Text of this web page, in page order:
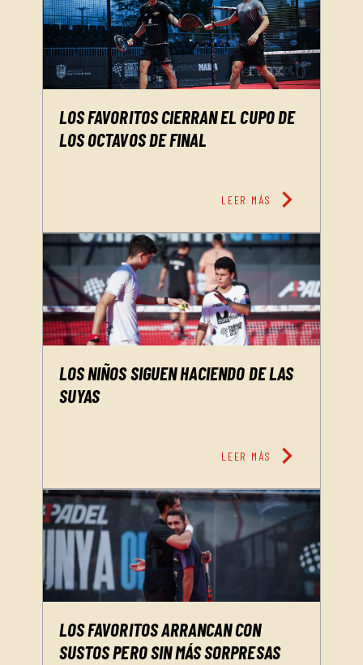
LOS FAVORITOS CIERRAN EL CUPO DE
LOS OCTAVOS DE FINAL
LEER MÁS chevron_right
LOS NIÑOS SIGUEN HACIENDO DE LAS
SUYAS
LEER MÁS chevron_right
LOS FAVORITOS ARRANCAN CON
SUSTOS PERO SIN MÁS SORPRESAS